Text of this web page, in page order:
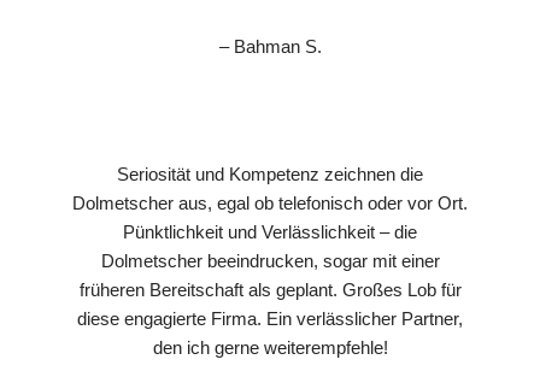
– Bahman S.
Seriosität und Kompetenz zeichnen die
Dolmetscher aus, egal ob telefonisch oder vor Ort.
Pünktlichkeit und Verlässlichkeit – die
Dolmetscher beeindrucken, sogar mit einer
früheren Bereitschaft als geplant. Großes Lob für
diese engagierte Firma. Ein verlässlicher Partner,
den ich gerne weiterempfehle!